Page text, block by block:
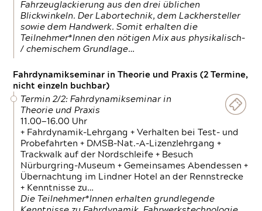
Fahrzeuglackierung aus den drei üblichen
Blickwinkeln. Der Labortechnik, dem Lackhersteller
sowie dem Handwerk. Somit erhalten die
Teilnehmer*Innen den nötigen Mix aus physikalisch-
/ chemischem Grundlage…
Fahrdynamikseminar in Theorie und Praxis (2 Termine,
nicht einzeln buchbar)
Termin 2/2: Fahrdynamikseminar in
Theorie und Praxis
11.00—16.00 Uhr
+ Fahrdynamik-Lehrgang + Verhalten bei Test- und
Probefahrten + DMSB-Nat.-A-Lizenzlehrgang +
Trackwalk auf der Nordschleife + Besuch
Nürburgring-Museum + Gemeinsames Abendessen +
Übernachtung im Lindner Hotel an der Rennstrecke
+ Kenntnisse zu…
Die Teilnehmer*Innen erhalten grundlegende